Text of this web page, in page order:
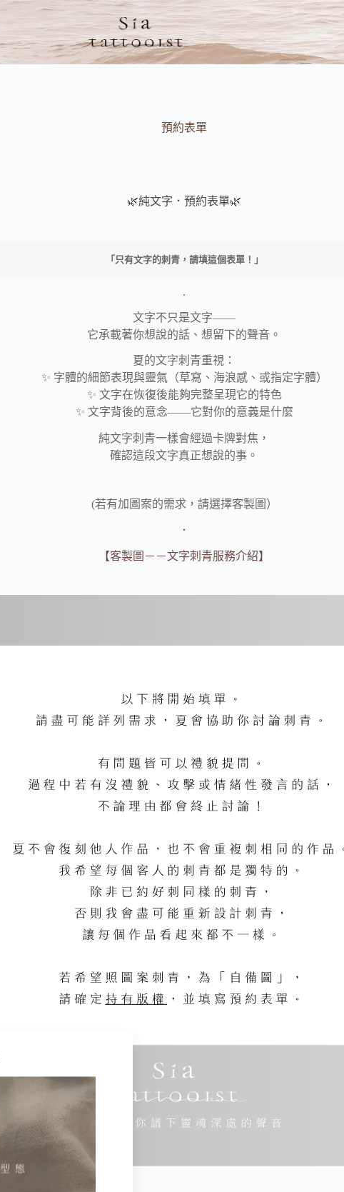
預約表單
🌿純文字．預約表單🌿
「只有文字的刺青，請填這個表單！」
.
文字不只是文字——
它承載著你想說的話、想留下的聲音。
夏的文字刺青重視：
✨ 字體的細節表現與靈氣（草寫、海浪感、或指定字體）
✨ 文字在恢復後能夠完整呈現它的特色
✨ 文字背後的意念——它對你的意義是什麼
純文字刺青一樣會經過卡牌對焦，
確認這段文字真正想說的事。
(若有加圖案的需求，請選擇客製圖）
．
【客製圖－－文字刺青服務介紹】